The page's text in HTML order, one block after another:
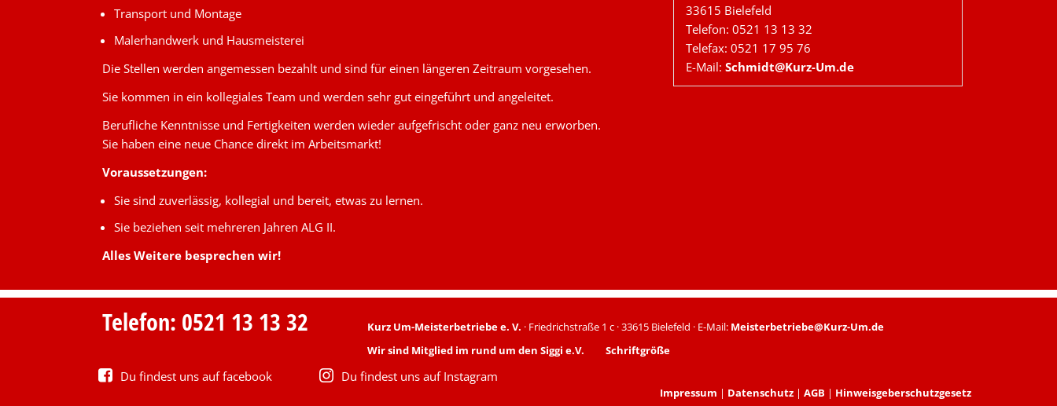
Transport und Montage
Malerhandwerk und Hausmeisterei
Die Stellen werden angemessen bezahlt und sind für einen längeren Zeitraum vorgesehen.
Sie kommen in ein kollegiales Team und werden sehr gut eingeführt und angeleitet.
Berufliche Kenntnisse und Fertigkeiten werden wieder aufgefrischt oder ganz neu erworben.
Sie haben eine neue Chance direkt im Arbeitsmarkt!
Voraussetzungen:
Sie sind zuverlässig, kollegial und bereit, etwas zu lernen.
Sie beziehen seit mehreren Jahren ALG II.
Alles Weitere besprechen wir!
33615 Bielefeld
Telefon: 0521 13 13 32
Telefax: 0521 17 95 76
E-Mail:Schmidt@Kurz-Um.de
Telefon: 0521 13 13 32 Kurz Um-Meisterbetriebe e. V. · Friedrichstraße 1 c · 33615 Bielefeld · E-Mail: Meisterbetriebe@Kurz-Um.de
Wir sind Mitglied im rund um den Siggi e.V.
Schriftgröße
Du findest uns auf facebook Du findest uns auf Instagram
Impressum | Datenschutz| AGB | Hinweisgeberschutzgesetz